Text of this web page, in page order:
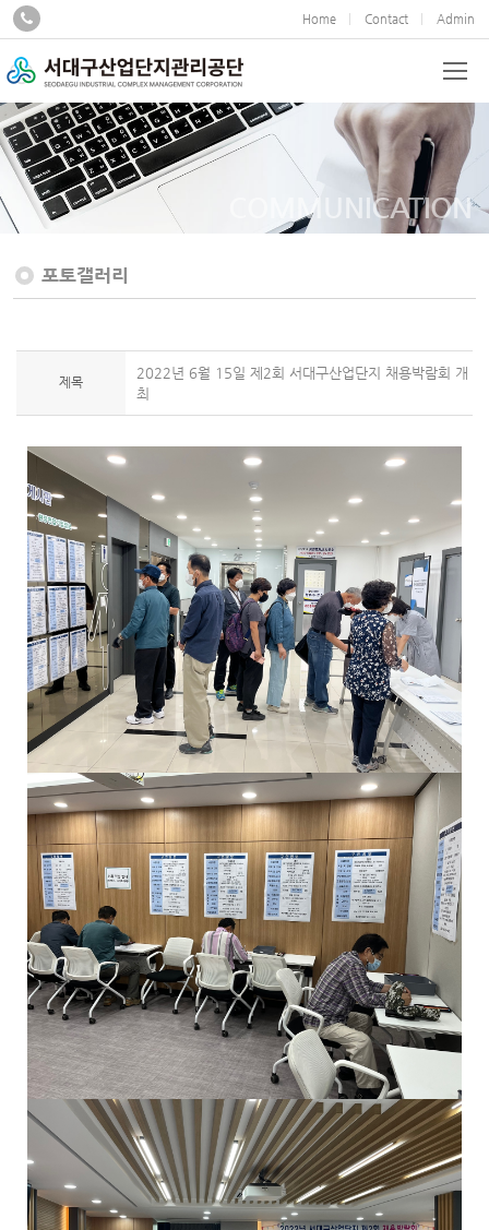
Home Contact Admin
COMMUNICATION
포토갤러리
제목
2022년 6월 15일 제2회 서대구산업단지 채용박람회 개
최